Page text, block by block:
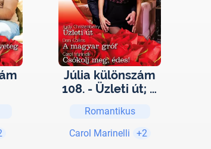
Júlia különszám
108. - Üzleti út; A
Csókolj meg,
édes!
Romantikus
Carol Marinelli
+2